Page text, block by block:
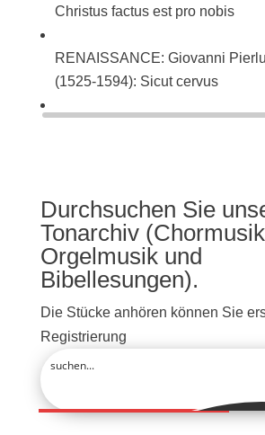
Christus factus est pro nobis
RENAISSANCE: Giovanni
(1525-1594): Sicut cervus
Durchsuchen Sie
Tonarchiv
Orgelmusik und
Bibellesungen).
Die Stücke anhören können Sie
Registrierung